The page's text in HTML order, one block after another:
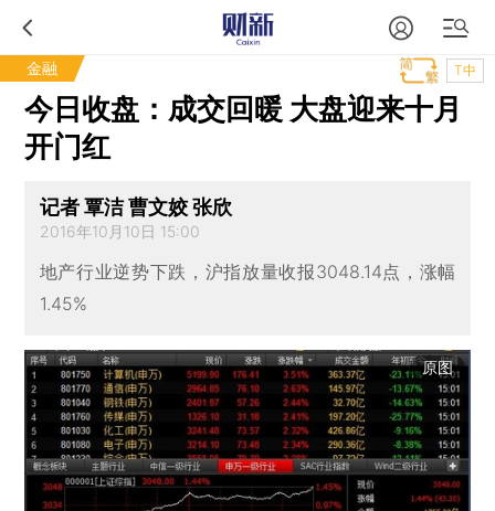
金融 T中
今日收盘：成交回暖 大盘迎来十月
开门红
记者 覃洁 曹文姣 张欣
2016年10月10日 15:00
地产行业逆势下跌，沪指放量收报3048.14点，涨幅
1.45%
原图